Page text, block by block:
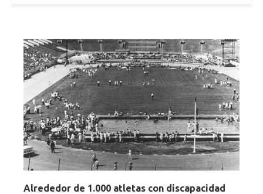
Alrededor de 1.000 atletas con discapacidad